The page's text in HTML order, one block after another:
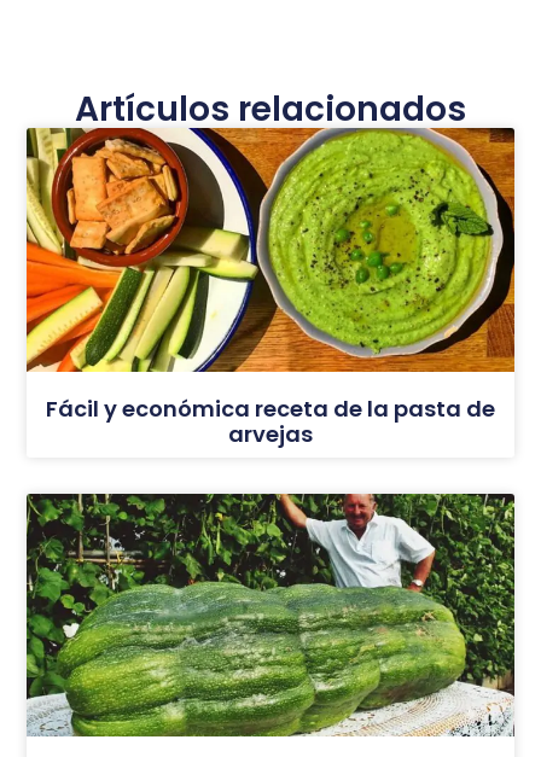
Artículos relacionados
Fácil y económica receta de la pasta de
arvejas